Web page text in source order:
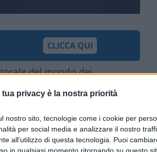
tua privacy è la nostra priorità
nostro sito, tecnologie come i cookie per
per social media e analizzare il nostro
all'utilizzo di questa tecnologia. Puoi
in qualsiasi momento ritornando su questo
CLICCA QUI
del mondo dei
della
Chico Buarque al centro).
si misura per
(toh chi si rivede,
della cultura di